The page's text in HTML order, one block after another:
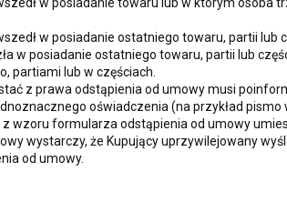
w posiadanie towaru lub w którym
w posiadanie ostatniego towaru, partii
w posiadanie ostatniego towaru, partii lub
partiami lub w częściach.
z prawa odstąpienia od umowy musi
oświadczenia (na przykład
wzoru formularza odstąpienia od umowy
wystarczy, że Kupujący uprzywilejowany
od umowy.